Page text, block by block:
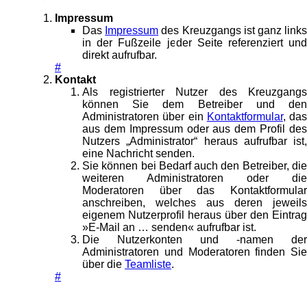
Impressum
Das Impressum des Kreuzgangs ist ganz links
in der Fußzeile jeder Seite referenziert und
direkt aufrufbar.
#
Kontakt
Als registrierter Nutzer des Kreuzgangs
können Sie dem Betreiber und den
Administratoren über ein Kontaktformular, das
aus dem Impressum oder aus dem Profil des
Nutzers „Administrator“ heraus aufrufbar ist,
eine Nachricht senden.
Sie können bei Bedarf auch den Betreiber, die
weiteren Administratoren oder die
Moderatoren über das Kontaktformular
anschreiben, welches aus deren jeweils
eigenem Nutzerprofil heraus über den Eintrag
»E-Mail an … senden« aufrufbar ist.
Die Nutzerkonten und -namen der
Administratoren und Moderatoren finden Sie
über die Teamliste.
#